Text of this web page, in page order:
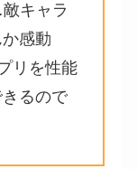
キャラ
感動
リを性能
るので